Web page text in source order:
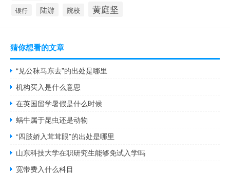
银行 陆游 院校 黄庭坚
猜你想看的文章
“见公秣马东去”的出处是哪里
机构买入是什么意思
在英国留学暑假是什么时候
蜗牛属于昆虫还是动物
“四肢娇入茸茸眼”的出处是哪里
山东科技大学在职研究生能够免试入学吗
宽带费入什么科目